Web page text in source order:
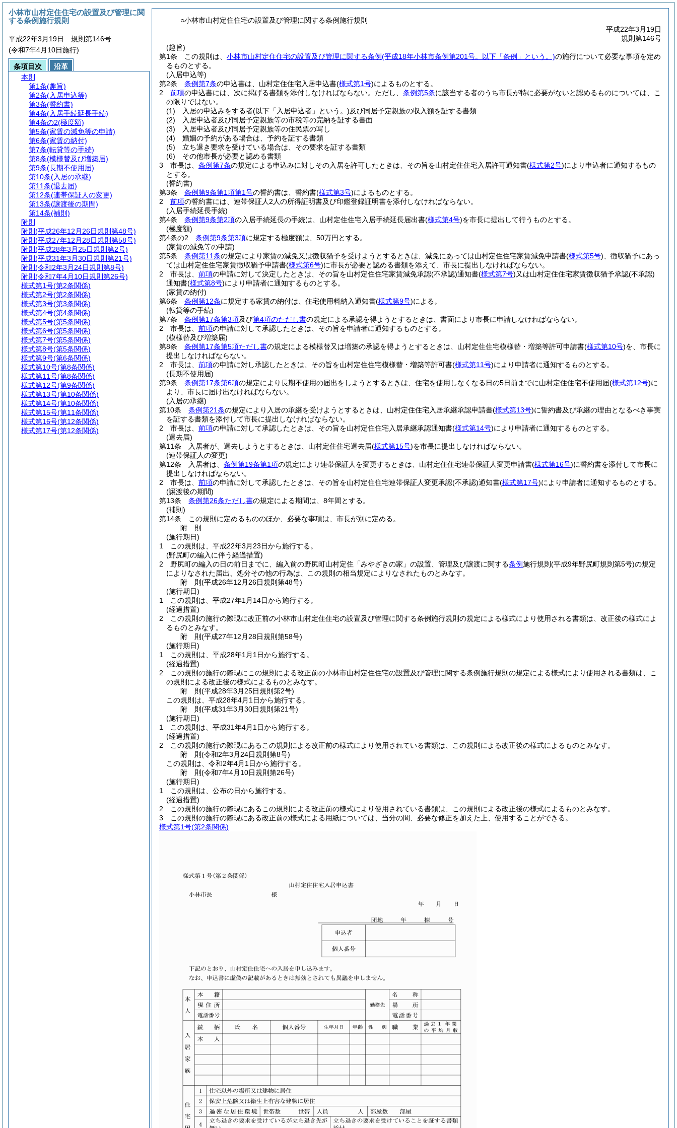
○小林市山村定住住宅の設置及び管理に関する条例施行規則
平成22年3月19日
規則第146号
(趣旨)
第1条
この規則は、 小林市山村定住住宅の設置及び管理に関する条例(平成18年小林市条例第201号。以下「条例」という。)の施行について必要な事項を定め
るものとする。
(入居申込等)
第2条
条例第7条の申込書は、山村定住住宅入居申込書(様式第1号)によるものとする。
2
前項の申込書には、次に掲げる書類を添付しなければならない。 ただし、 条例第5条に該当する者のうち市長が特に必要がないと認めるものについては、こ
の限りではない。
(1)
入居の申込みをする者(以下「入居申込者」という。)及び同居予定親族の収入額を証する書類
(2)
入居申込者及び同居予定親族等の市税等の完納を証する書面
(3)
入居申込者及び同居予定親族等の住民票の写し
(4)
婚姻の予約がある場合は、予約を証する書類
(5)
立ち退き要求を受けている場合は、その要求を証する書類
(6)
その他市長が必要と認める書類
3
市長は、 条例第7条の規定による申込みに対しその入居を許可したときは、その旨を山村定住住宅入居許可通知書(様式第2号)により申込者に通知するもの
とする。
(誓約書)
第3条
条例第9条第1項第1号の誓約書は、誓約書(様式第3号)によるものとする。
2
前項の誓約書には、連帯保証人2人の所得証明書及び印鑑登録証明書を添付しなければならない。
(入居手続延長手続)
第4条
条例第9条第2項の入居手続延長の手続は、山村定住住宅入居手続延長届出書(様式第4号)を市長に提出して行うものとする。
(極度額)
第4条の2
条例第9条第3項に規定する極度額は、50万円とする。
(家賃の減免等の申請)
第5条
条例第11条の規定により家賃の減免又は徴収猶予を受けようとするときは、減免にあっては山村定住住宅家賃減免申請書(様式第5号) 、徴収猶予にあっ
ては山村定住住宅家賃徴収猶予申請書(様式第6号)に市長が必要と認める書類を添えて、市長に提出しなければならない。
2
市長は、 前項の申請に対して決定したときは、その旨を山村定住住宅家賃減免承認(不承認)通知書(様式第7号)又は山村定住住宅家賃徴収猶予承認(不承認)
通知書(様式第8号)により申請者に通知するものとする。
(家賃の納付)
第6条
条例第12条に規定する家賃の納付は、住宅使用料納入通知書(様式第9号)による。
(転貸等の手続)
第7条
条例第17条第3項及び第4項のただし書の規定による承認を得ようとするときは、書面により市長に申請しなければならない。
2
市長は、 前項の申請に対して承認したときは、その旨を申請者に通知するものとする。
(模様替及び増築届)
第8条
条例第17条第5項ただし書の規定による模様替又は増築の承認を得ようとするときは、山村定住住宅模様替・増築等許可申請書(様式第10号)を、市長に
提出しなければならない。
2
市長は、 前項の申請に対し承認したときは、その旨を山村定住住宅模様替・増築等許可書(様式第11号)により申請者に通知するものとする。
(長期不使用届)
第9条
条例第17条第6項の規定により長期不使用の届出をしようとするときは、住宅を使用しなくなる日の5日前までに山村定住住宅不使用届(様式第12号)に
より、市長に届け出なければならない。
(入居の承継)
第10条
条例第21条の規定により入居の承継を受けようとするときは、山村定住住宅入居承継承認申請書(様式第13号)に誓約書及び承継の理由となるべき事実
を証する書類を添付して市長に提出しなければならない。
2
市長は、 前項の申請に対して承認したときは、その旨を山村定住住宅入居承継承認通知書(様式第14号)により申請者に通知するものとする。
(退去届)
第11条
入居者が、退去しようとするときは、山村定住住宅退去届(様式第15号)を市長に提出しなければならない。
(連帯保証人の変更)
第12条
入居者は、 条例第19条第1項の規定により連帯保証人を変更するときは、山村定住住宅連帯保証人変更申請書(様式第16号)に誓約書を添付して市長に
提出しなければならない。
2
市長は、 前項の申請に対して承認したときは、その旨を山村定住住宅連帯保証人変更承認(不承認)通知書(様式第17号)により申請者に通知するものとする。
(譲渡後の期間)
第13条
条例第26条ただし書の規定による期間は、8年間とする。
(補則)
第14条
この規則に定めるもののほか、必要な事項は、市長が別に定める。
附 則
(施行期日)
1
この規則は、平成22年3月23日から施行する。
(野尻町の編入に伴う経過措置)
2
野尻町の編入の日の前日までに、編入前の野尻町山村定住「みやざきの家」の設置、管理及び譲渡に関する条例施行規則 (平成9年野尻町規則第5号)の規定
によりなされた届出、処分その他の行為は、この規則の相当規定によりなされたものとみなす。
附 則(平成26年12月26日規則第48号)
(施行期日)
1
この規則は、平成27年1月14日から施行する。
(経過措置)
2
この規則の施行の際現に改正前の小林市山村定住住宅の設置及び管理に関する条例施行規則の規定による様式により使用される書類は、改正後の様式によ
るものとみなす。
附 則(平成27年12月28日規則第58号)
(施行期日)
1
この規則は、平成28年1月1日から施行する。
(経過措置)
2
この規則の施行の際現にこの規則による改正前の小林市山村定住住宅の設置及び管理に関する条例施行規則の規定による様式により使用される書類は、こ
の規則による改正後の様式によるものとみなす。
附 則(平成28年3月25日規則第2号)
この規則は、平成28年4月1日から施行する。
附 則(平成31年3月30日規則第21号)
(施行期日)
1
この規則は、平成31年4月1日から施行する。
(経過措置)
2
この規則の施行の際現にあるこの規則による改正前の様式により使用されている書類は、この規則による改正後の様式によるものとみなす。
附 則(令和2年3月24日規則第8号)
この規則は、令和2年4月1日から施行する。
附 則(令和7年4月10日規則第26号)
(施行期日)
1
この規則は、公布の日から施行する。
(経過措置)
2
この規則の施行の際現にあるこの規則による改正前の様式により使用されている書類は、この規則による改正後の様式によるものとみなす。
3
この規則の施行の際現にある改正前の様式による用紙については、当分の間、必要な修正を加えた上、使用することができる。
様式第1号(第2条関係)
小林市山村定住住宅の設置及び管理に関
する条例施行規則
平成22年3月19日 規則第146号
(令和7年4月10日施行)
条項目次
沿革
本則
第1条(趣旨)
第2条(入居申込等)
第3条(誓約書)
第4条(入居手続延長手続)
第4条の2(極度額)
第5条(家賃の減免等の申請)
第6条(家賃の納付)
第7条(転貸等の手続)
第8条(模様替及び増築届)
第9条(長期不使用届)
第10条(入居の承継)
第11条(退去届)
第12条(連帯保証人の変更)
第13条(譲渡後の期間)
第14条(補則)
附則
附則 (平成26年12月26日規則第48号)
附則 (平成27年12月28日規則第58号)
附則 (平成28年3月25日規則第2号)
附則 (平成31年3月30日規則第21号)
附則 (令和2年3月24日規則第8号)
附則 (令和7年4月10日規則第26号)
様式第1号(第2条関係)
様式第2号(第2条関係)
様式第3号(第3条関係)
様式第4号(第4条関係)
様式第5号(第5条関係)
様式第6号(第5条関係)
様式第7号(第5条関係)
様式第8号(第5条関係)
様式第9号(第6条関係)
様式第10号(第8条関係)
様式第11号(第8条関係)
様式第12号(第9条関係)
様式第13号(第10条関係)
様式第14号(第10条関係)
様式第15号(第11条関係)
様式第16号(第12条関係)
様式第17号(第12条関係)